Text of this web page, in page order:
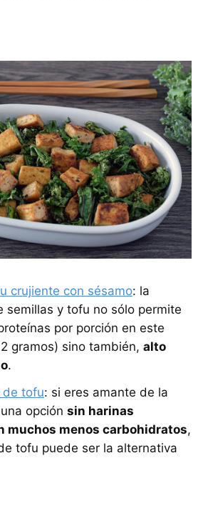
crujiente con sésamo: la
semillas y tofu no sólo permite
por porción en este
gramos) sino también, alto
.
de tofu: si eres amante de la
opción sin harinas
muchos menos carbohidratos,
tofu puede ser la alternativa